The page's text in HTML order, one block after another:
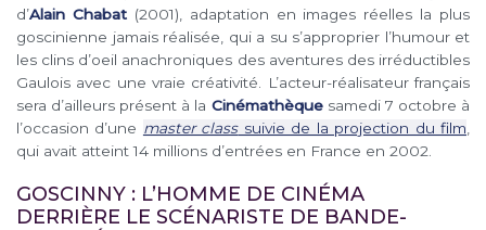
d’Alain Chabat(2001), adaptation en images réelles la plus
goscinienne jamais réalisée, qui a su s’approprier l’humour et
les clins d’oeil anachroniques des aventures des irréductibles
Gaulois avec une vraie créativité. L’acteur-réalisateur français
sera d’ailleurs présent à la Cinémathèquesamedi 7 octobre à
l’occasion d’une master classsuivie de la projection du film,
qui avait atteint 14 millions d’entrées en France en 2002.
GOSCINNY : L’HOMME DE CINÉMA
DERRIÈRE LE SCÉNARISTE DE BANDE-